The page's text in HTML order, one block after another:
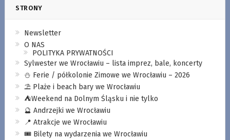
STRONY
Newsletter
O NAS
POLITYKA PRYWATNOŚCI
Sylwester we Wrocławiu – lista imprez, bale, koncerty
⛄️ Ferie / półkolonie Zimowe we Wrocławiu – 2026
⛱️ Plaże i beach bary we Wrocławiu
⛺️Weekend na Dolnym Śląsku i nie tylko
🔮 Andrzejki we Wrocławiu
📍 Atrakcje we Wrocławiu
🎟️ Bilety na wydarzenia we Wrocławiu